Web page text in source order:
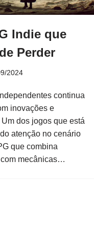
Indie que
Perder
2024
continua
inovações e
dos jogos que está
atenção no cenário
que combina
mecânicas…